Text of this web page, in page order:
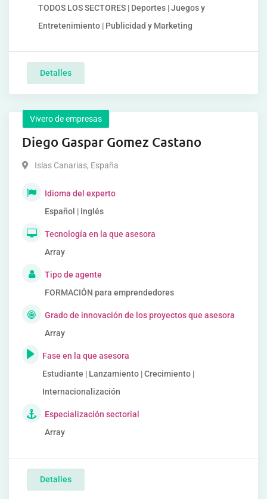
TODOS LOS SECTORES | Deportes | Juegos y
Entretenimiento | Publicidad y Marketing
Detalles
Vivero de empresas
Diego Gaspar Gomez Castano
Islas Canarias, España
Idioma del experto
Español | Inglés
Tecnología en la que asesora
Array
Tipo de agente
FORMACIÓN para emprendedores
Grado de innovación de los proyectos que asesora
Array
Fase en la que asesora
Estudiante | Lanzamiento | Crecimiento |
Internacionalización
Especialización sectorial
Array
Detalles